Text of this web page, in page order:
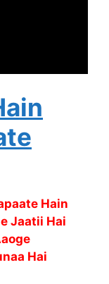
Hain
Jaatii Hai
Hai